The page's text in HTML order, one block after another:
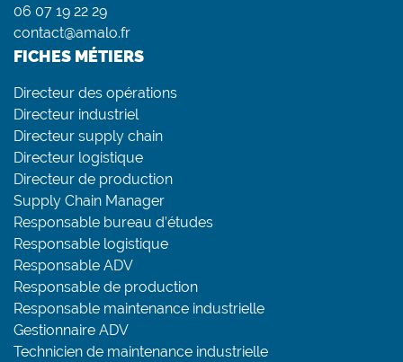
06 07 19 22 29
contact@amalo.fr
FICHES MÉTIERS
Directeur des opérations
Directeur industriel
Directeur supply chain
Directeur logistique
Directeur de production
Supply Chain Manager
Responsable bureau d’études
Responsable logistique
Responsable ADV
Responsable de production
Responsable maintenance industrielle
Gestionnaire ADV
Technicien de maintenance industrielle